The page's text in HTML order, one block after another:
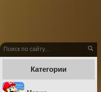
Категории